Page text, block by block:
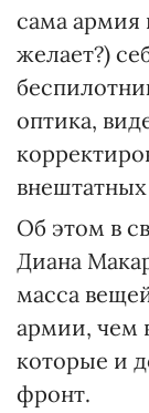
сама армия
желает?)
оптика,
Об этом в
Диана
масса
армии, чем
которые и
фронт.